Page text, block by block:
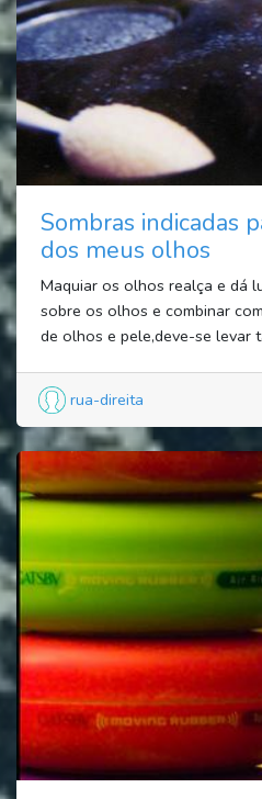
Sombras indicadas
dos meus olhos
Maquiar os olhos realça e dá
sobre os olhos e combinar
de olhos e pele,deve-se levar
rua-direita